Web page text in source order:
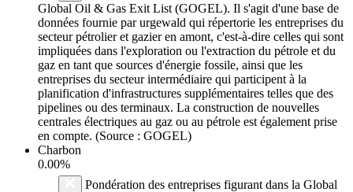
Global Oil & Gas Exit List (GOGEL). Il s'agit d'une base de
données fournie par urgewald qui répertorie les entreprises du
secteur pétrolier et gazier en amont, c'est-à-dire celles qui sont
impliquées dans l'exploration ou l'extraction du pétrole et du
gaz en tant que sources d'énergie fossile, ainsi que les
entreprises du secteur intermédiaire qui participent à la
planification d'infrastructures supplémentaires telles que des
pipelines ou des terminaux. La construction de nouvelles
centrales électriques au gaz ou au pétrole est également prise
en compte. (Source : GOGEL)
Charbon
0.00%
Pondération des entreprises figurant dans la Global